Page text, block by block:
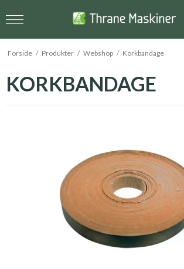
Forside / Produkter / Webshop / Korkbandage
KORKBANDAGE